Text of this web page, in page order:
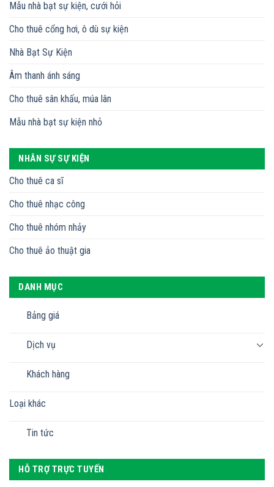
Mẫu nhà bạt sự kiện, cưới hỏi
Cho thuê cổng hơi, ô dù sự kiện
Nhà Bạt Sự Kiện
Âm thanh ánh sáng
Cho thuê sân khấu, múa lân
Mẫu nhà bạt sự kiện nhỏ
NHÂN SỰ SỰ KIỆN
Cho thuê ca sĩ
Cho thuê nhạc công
Cho thuê nhóm nhảy
Cho thuê ảo thuật gia
DANH MỤC
Bảng giá
Dịch vụ
Khách hàng
Loại khác
Tin tức
HỖ TRỢ TRỰC TUYẾN